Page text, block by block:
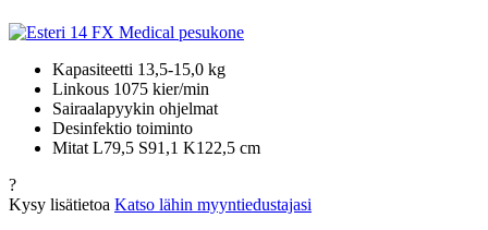
Kapasiteetti 13,5-15,0 kg
Linkous 1075 kier/min
Sairaalapyykin ohjelmat
Desinfektio toiminto
Mitat L79,5 S91,1 K122,5 cm
?
Kysy lisätietoa Katso lähin myyntiedustajasi